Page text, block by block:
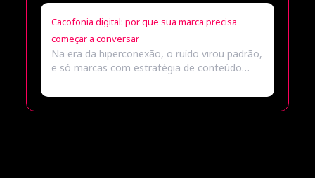
Cacofonia digital: por que sua marca precisa
começar a conversar
Na era da hiperconexão, o ruído virou padrão,
e só marcas com estratégia de conteúdo…